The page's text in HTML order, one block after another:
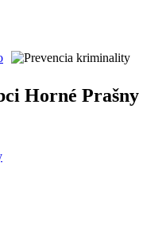
Horné Prašny